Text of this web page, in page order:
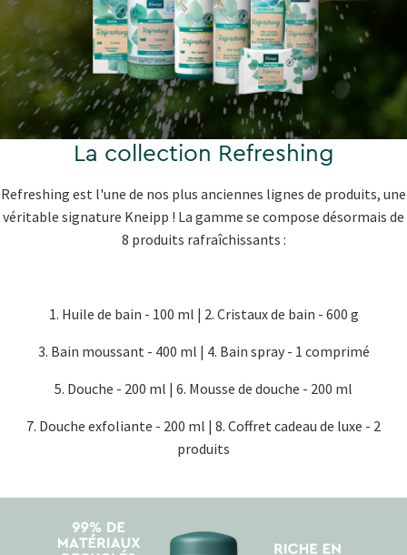
La collection Refreshing
Refreshing est l'une de nos plus anciennes lignes de produits, une
véritable signature Kneipp ! La gamme se compose désormais de
8 produits rafraîchissants :
1. Huile de bain - 100 ml | 2. Cristaux de bain - 600 g
3. Bain moussant - 400 ml | 4. Bain spray - 1 comprimé
5. Douche - 200 ml | 6. Mousse de douche - 200 ml
7. Douche exfoliante - 200 ml | 8. Coffret cadeau de luxe - 2
produits